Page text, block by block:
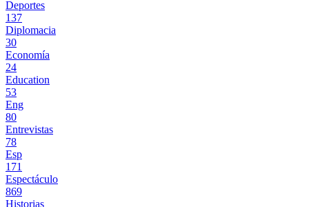
Deportes
137
Diplomacia
30
Economía
24
Education
53
Eng
80
Entrevistas
78
Esp
171
Espectáculo
869
Historias